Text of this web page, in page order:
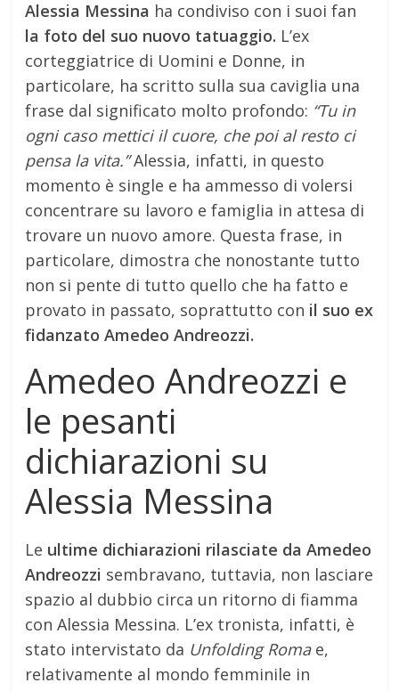
Alessia Messina ha condiviso con i suoi fan
la foto del suo nuovo tatuaggio. L’ex
corteggiatrice di Uomini e Donne, in
particolare, ha scritto sulla sua caviglia una
frase dal significato molto profondo: “Tu in
ogni caso mettici il cuore, che poi al resto ci
pensa la vita.”Alessia, infatti, in questo
momento è single e ha ammesso di volersi
concentrare su lavoro e famiglia in attesa di
trovare un nuovo amore. Questa frase, in
particolare, dimostra che nonostante tutto
non si pente di tutto quello che ha fatto e
provato in passato, soprattutto con il suo ex
fidanzato Amedeo Andreozzi.
Amedeo Andreozzi e
le pesanti
dichiarazioni su
Alessia Messina
Le ultime dichiarazioni rilasciate da Amedeo
Andreozzi sembravano, tuttavia, non lasciare
spazio al dubbio circa un ritorno di fiamma
con Alessia Messina. L’ex tronista, infatti, è
stato intervistato da Unfolding Romae,
relativamente al mondo femminile in